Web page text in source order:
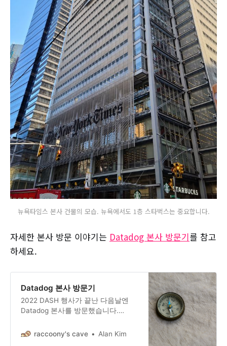
뉴욕타임스 본사 건물의 모습. 뉴욕에서도 1층 스타벅스는 중요합니다.
자세한 본사 방문 이야기는 Datadog 본사 방문기를 참고
하세요.
Datadog 본사 방문기
2022 DASH 행사가 끝난 다음날엔
Datadog 본사를 방문했습니다.
물에 있습니다. 일행을 기다릴 겸 1층
raccoony's cave Alan Kim